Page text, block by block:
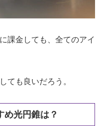
課金しても、全てのアイ
ても良いだろう。
め光円錐は？